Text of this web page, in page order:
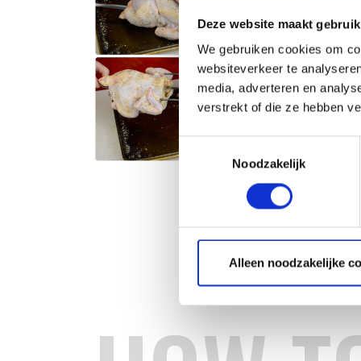
Deze website maakt
We gebruiken cookies om
websiteverkeer te
media, adverteren en
verstrekt of die ze hebben
Toestemmingsselectie
Noodzakelijk
Alleen noodzakelijke